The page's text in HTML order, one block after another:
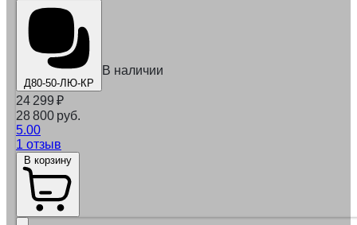
Д80-50-ЛЮ-КР
В наличии
24 299 ₽
28 800 руб.
5.00
1 отзыв